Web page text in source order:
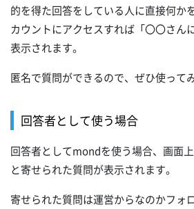
的を得た回答をしている人に直接何か
カウントにアクセスすれば「〇〇さん
表示されます。
匿名で質問ができるので、ぜひ使って
回答者として使う場合
回答者としてmondを使う場合、画面
と寄せられた質問が表示されます。
寄せられた質問は運営からなのかフォ